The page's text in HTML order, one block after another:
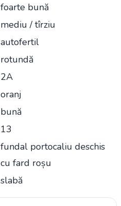
foarte bună
mediu / tîrziu
autofertil
rotundă
2A
oranj
bună
13
fundal portocaliu deschis
cu fard roșu
slabă